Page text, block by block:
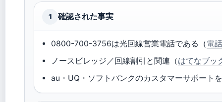
1 確認された事実
0800-700-3756は光回線営業電話である（電
ノースビレッジ／回線割引と関連（はてなブッ
au・UQ・ソフトバンクのカスタマーサポート